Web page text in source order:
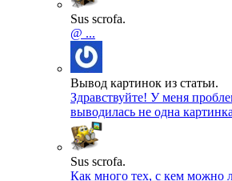
Sus scrofa.
@ ...
Вывод картинок из статьи.
Здравствуйте! У меня
выводилась не одна
Sus scrofa.
Как много тех, с кем можно